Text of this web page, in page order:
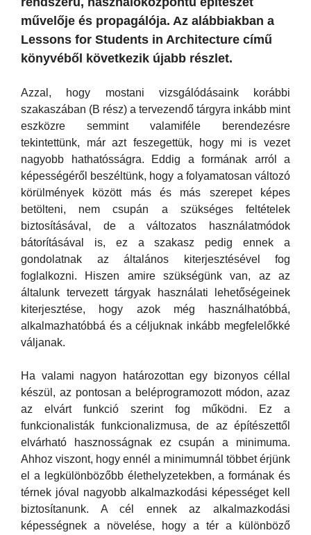
művelője és propagálója. Az alábbiakban a
Lessons for Students in Architecture című
könyvéből következik újabb részlet.
Azzal, hogy mostani vizsgálódásaink korábbi
szakaszában (B rész) a tervezendő tárgyra inkább mint
eszközre semmint valamiféle berendezésre
tekintettünk, már azt feszegettük, hogy mi is vezet
nagyobb hathatósságra. Eddig a formának arról a
képességéről beszéltünk, hogy a folyamatosan változó
körülmények között más és más szerepet képes
betölteni, nem csupán a szükséges feltételek
biztosításával, de a változatos használatmódok
bátorításával is, ez a szakasz pedig ennek a
gondolatnak az általános kiterjesztésével fog
foglalkozni. Hiszen amire szükségünk van, az az
általunk tervezett tárgyak használati lehetőségeinek
kiterjesztése, hogy azok még használhatóbbá,
alkalmazhatóbbá és a céljuknak inkább megfelelőkké
váljanak.
Ha valami nagyon határozottan egy bizonyos céllal
készül, az pontosan a beléprogramozott módon, azaz
az elvárt funkció szerint fog működni. Ez a
funkcionalisták funkcionalizmusa, de az építészettől
elvárható hasznosságnak ez csupán a minimuma.
Ahhoz viszont, hogy ennél a minimumnál többet érjünk
el a legkülönbözőbb élethelyzetekben, a formának és
térnek jóval nagyobb alkalmazkodási képességet kell
biztosítanunk. A cél ennek az alkalmazkodási
képességnek a növelése, hogy a tér a különböző